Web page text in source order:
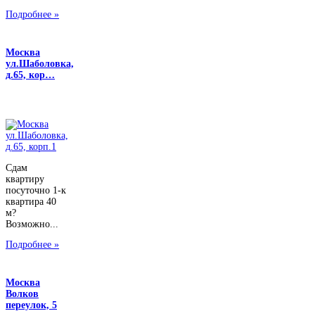
Подробнее »
Москва
ул.Шаболовка,
д.65, кор…
Сдам
квартиру
посуточно 1-к
квартира 40
м?
Возможно...
Подробнее »
Москва
Волков
переулок, 5